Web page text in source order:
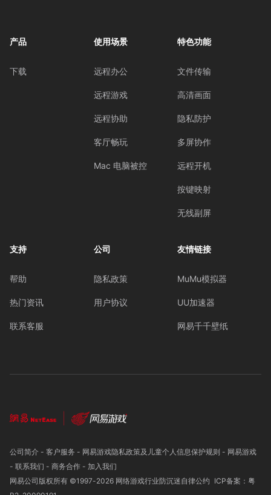
产品
下载
使用场景
远程办公
远程游戏
远程协助
客厅畅玩
Mac 电脑被控
特色功能
文件传输
高清画面
隐私防护
多屏协作
远程开机
按键映射
无线副屏
支持
帮助
热门资讯
联系客服
公司
隐私政策
用户协议
友情链接
MuMu模拟器
UU加速器
网易千千壁纸
公司简介 - 客户服务 - 网易游戏隐私政策及儿童个人信息保护规则 - 网易游戏
- 联系我们 - 商务合作 - 加入我们
网易公司版权所有 ©1997-2026 网络游戏行业防沉迷自律公约 ICP备案：粤